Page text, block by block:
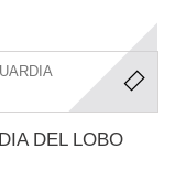
DEL LOBO